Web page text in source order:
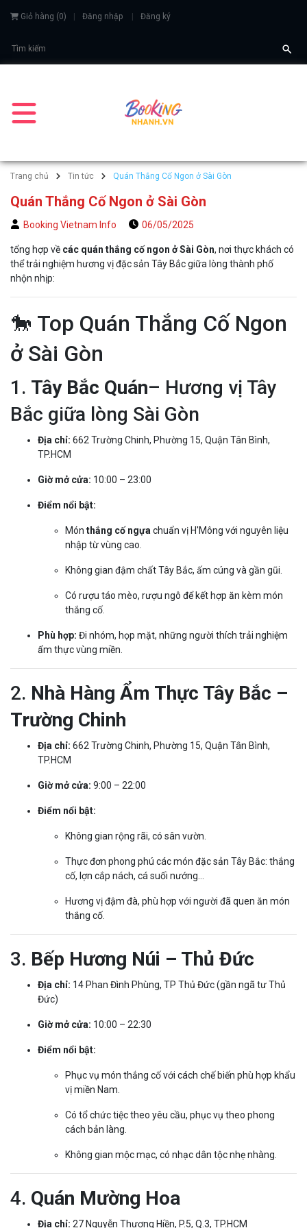
Giỏ hàng (0) Đăng nhập Đăng ký
Trang chủ Tin tức Quán Thắng Cố Ngon ở Sài Gòn
Quán Thắng Cố Ngon ở Sài Gòn
Booking Vietnam Info 06/05/2025
tổng hợp về các quán thắng cố ngon ở Sài Gòn, nơi thực khách có
thể trải nghiệm hương vị đặc sản Tây Bắc giữa lòng thành phố
nhộn nhịp:
🐎 Top Quán Thắng Cố Ngon
ở Sài Gòn
1. Tây Bắc Quán– Hương vị Tây
Bắc giữa lòng Sài Gòn
Địa chỉ: 662 Trường Chinh, Phường 15, Quận Tân Bình,
TP.HCM
Giờ mở cửa: 10:00 – 23:00
Điểm nổi bật:
Món thắng cố ngựa chuẩn vị H'Mông với nguyên liệu
nhập từ vùng cao.
Không gian đậm chất Tây Bắc, ấm cúng và gần gũi.
Có rượu táo mèo, rượu ngô để kết hợp ăn kèm món
thắng cố.
Phù hợp: Đi nhóm, họp mặt, những người thích trải nghiệm
ẩm thực vùng miền.
2. Nhà Hàng Ẩm Thực Tây Bắc –
Trường Chinh
Địa chỉ: 662 Trường Chinh, Phường 15, Quận Tân Bình,
TP.HCM
Giờ mở cửa: 9:00 – 22:00
Điểm nổi bật:
Không gian rộng rãi, có sân vườn.
Thực đơn phong phú các món đặc sản Tây Bắc: thắng
cố, lợn cắp nách, cá suối nướng…
Hương vị đậm đà, phù hợp với người đã quen ăn món
thắng cố.
3. Bếp Hương Núi – Thủ Đức
Địa chỉ: 14 Phan Đình Phùng, TP Thủ Đức (gần ngã tư Thủ
Đức)
Giờ mở cửa: 10:00 – 22:30
Điểm nổi bật:
Phục vụ món thắng cố với cách chế biến phù hợp khẩu
vị miền Nam.
Có tổ chức tiệc theo yêu cầu, phục vụ theo phong
cách bản làng.
Không gian mộc mạc, có nhạc dân tộc nhẹ nhàng.
4. Quán Mường Hoa
Địa chỉ: 27 Nguyễn Thượng Hiền, P.5, Q.3, TP.HCM